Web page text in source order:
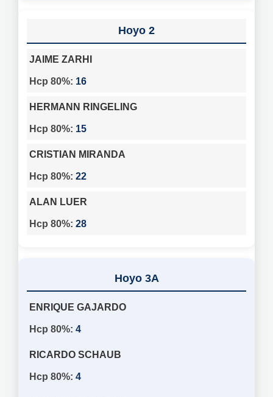
2
JAIME ZARHI
16
HERMANN RINGELING
15
CRISTIAN MIRANDA
22
ALAN LUER
28
3A
ENRIQUE GAJARDO
4
RICARDO SCHAUB
4